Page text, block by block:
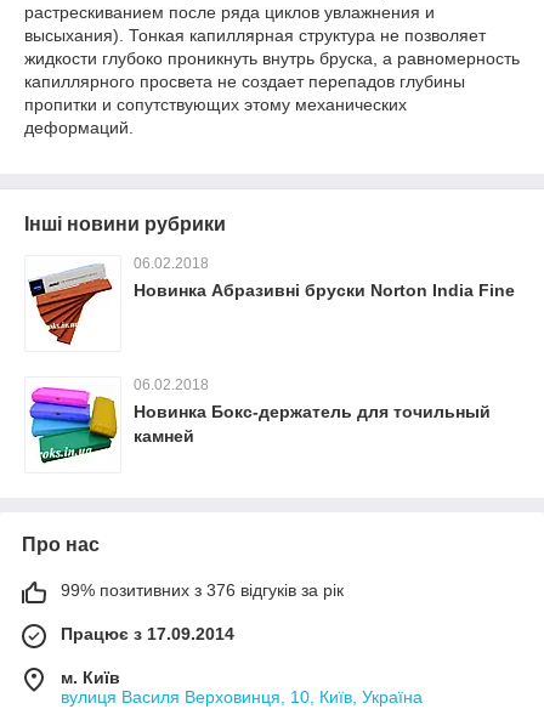
растрескиванием после ряда циклов увлажнения и
высыхания). Тонкая капиллярная структура не позволяет
жидкости глубоко проникнуть внутрь бруска, а равномерность
капиллярного просвета не создает перепадов глубины
пропитки и сопутствующих этому механических
деформаций.
Інші новини рубрики
06.02.2018
Новинка Абразивні бруски Norton India Fine
06.02.2018
Новинка Бокс-держатель для точильный
камней
Про нас
99% позитивних з 376 відгуків за рік
Працює з 17.09.2014
м. Київ
вулиця Василя Верховинця, 10, Київ, Україна